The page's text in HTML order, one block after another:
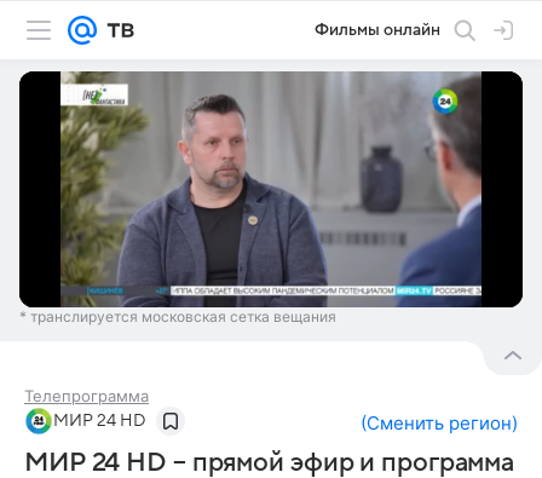
Фильмы онлайн
* транслируется московская сетка вещания
Телепрограмма
МИР 24 HD (Сменить регион)
МИР 24 HD – прямой эфир и программа